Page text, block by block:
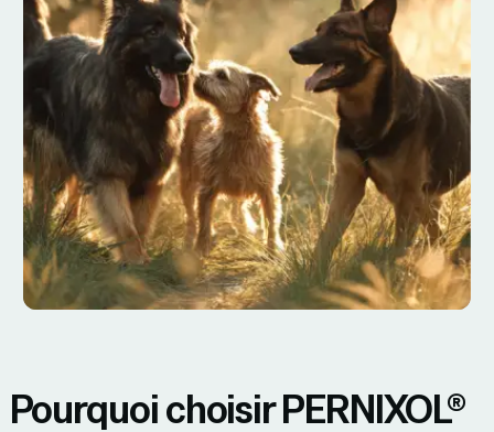
Pourquoi choisir PERNIXOL®